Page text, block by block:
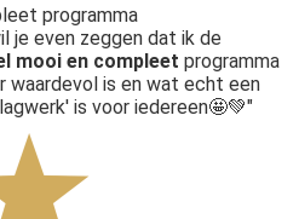
programma
je even zeggen dat ik de
mooi en compleet programma
waardevol is en wat echt een
is voor iedereen🤩💚"